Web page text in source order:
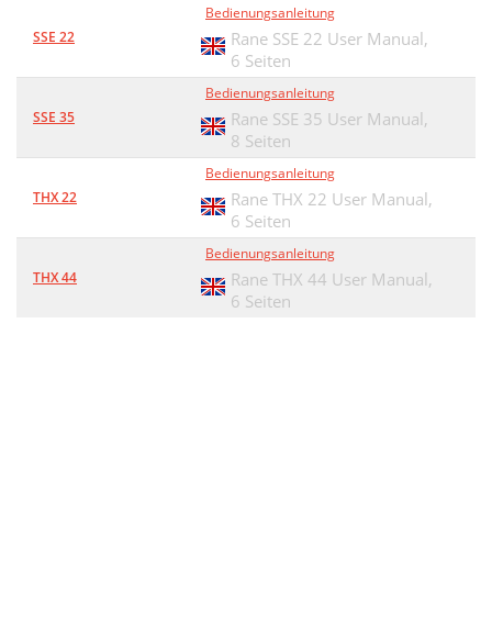
SSE 22
Bedienungsanleitung
Rane SSE 22 User Manual,
6 Seiten
SSE 35
Bedienungsanleitung
Rane SSE 35 User Manual,
8 Seiten
THX 22
Bedienungsanleitung
Rane THX 22 User Manual,
6 Seiten
THX 44
Bedienungsanleitung
Rane THX 44 User Manual,
6 Seiten